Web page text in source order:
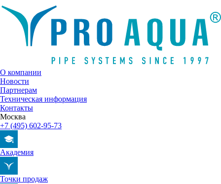
О компании
Новости
Партнерам
Техническая информация
Контакты
Москва
+7 (495) 602-95-73
Академия
Точки продаж